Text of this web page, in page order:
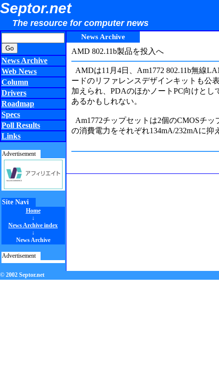
Septor.net
The resource for computer news
News Archive
Web News
Column
Drivers
Roadmap
Specs
Poll Results
Links
Advertisement
Site Navi
Home
↓
News Archive index
↓
News Archive
Advertisement
News Archive
AMD 802.11b製品を投入へ
AMDは11月4日、Am1772 802.11b無線
ードのリファレンスデザインキットも公
加えられ、PDAのほかノートPC向けと
あるかもしれない。
Am1772チップセットは2個のCMOSチ
の消費電力をそれぞれ134mA/232mAに
© 2002 Septor.net